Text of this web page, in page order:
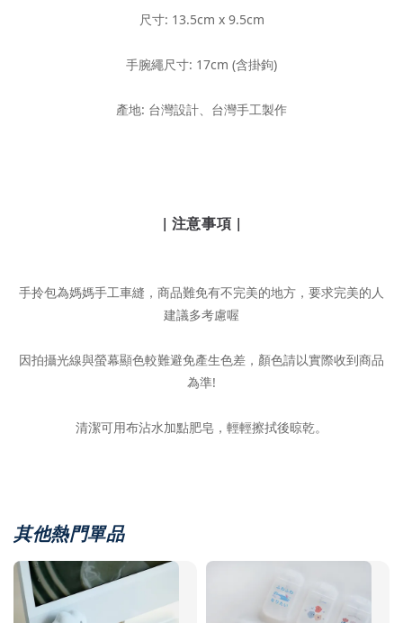
尺寸: 13.5cm x 9.5cm
手腕繩尺寸: 17cm (含掛鉤)
產地: 台灣設計、台灣手工製作
| 注意事項 |
手拎包為媽媽手工車縫，商品難免有不完美的地方，要求完美的人
建議多考慮喔
因拍攝光線與螢幕顯色較難避免產生色差，顏色請以實際收到商品
為準!
清潔可用布沾水加點肥皂，輕輕擦拭後晾乾。
其他熱門單品